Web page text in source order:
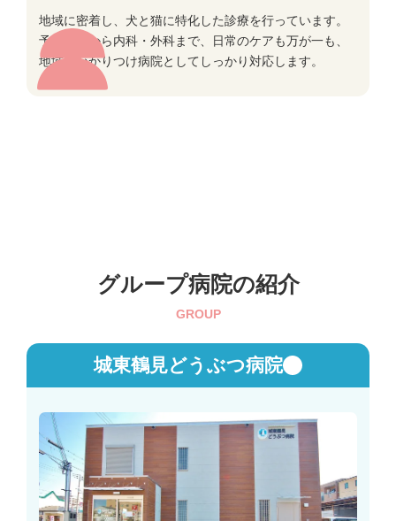
地域に密着し、犬と猫に特化した診療を行っています。
予防医療から内科・外科まで、日常のケアも万が一も、
地域のかかりつけ病院としてしっかり対応します。
グループ病院の紹介
GROUP
城東鶴見どうぶつ病院
ー
リ
ン
ク